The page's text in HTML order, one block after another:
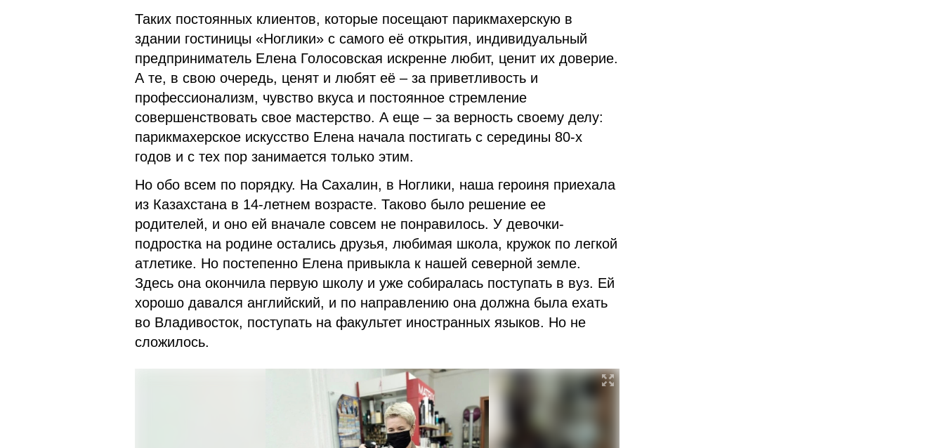
Таких постоянных клиентов, которые посещают парикмахерскую в
здании гостиницы «Ноглики» с самого её открытия, индивидуальный
предприниматель Елена Голосовская искренне любит, ценит их доверие.
А те, в свою очередь, ценят и любят её – за приветливость и
профессионализм, чувство вкуса и постоянное стремление
совершенствовать свое мастерство. А еще – за верность своему делу:
парикмахерское искусство Елена начала постигать с середины 80-х
годов и с тех пор занимается только этим.
Но обо всем по порядку. На Сахалин, в Ноглики, наша героиня приехала
из Казахстана в 14-летнем возрасте. Таково было решение ее
родителей, и оно ей вначале совсем не понравилось. У девочки-
подростка на родине остались друзья, любимая школа, кружок по легкой
атлетике. Но постепенно Елена привыкла к нашей северной земле.
Здесь она окончила первую школу и уже собиралась поступать в вуз. Ей
хорошо давался английский, и по направлению она должна была ехать
во Владивосток, поступать на факультет иностранных языков. Но не
сложилось.